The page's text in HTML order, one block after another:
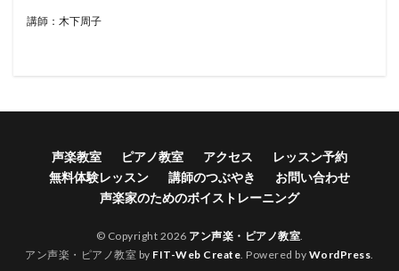
講師：木下周子
声楽教室 ピアノ教室 アクセス
レッスン予約
無料体験レッスン
講師のつぶやき
お問い合わせ
声楽家のためのボイストレーニング
© Copyright 2026 アン声楽・ピアノ教室
アン声楽・ピアノ教室 by FIT-Web Create . Powered by WordPress